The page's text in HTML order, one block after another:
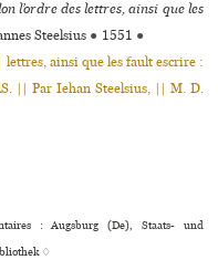
l’ordre des lettres, ainsi que les
Steelsius ● 1551 ●
ainsi que les fault escrire :
|| Par Iehan Steelsius, || M. D.
: Augsburg (De), Staats- und
♢